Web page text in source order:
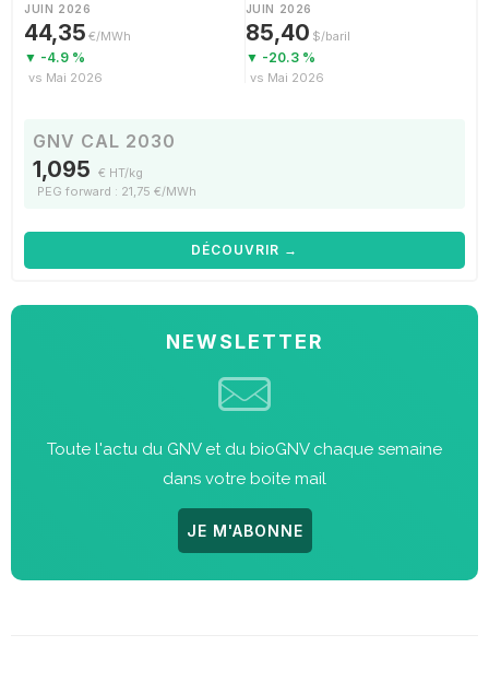
JUIN 2026
44,35 €/MWh
▼ -4.9 %
vs Mai 2026
JUIN 2026
85,40 $/baril
▼ -20.3 %
vs Mai 2026
GNV CAL 2030
1,095 € HT/kg
PEG forward : 21,75 €/MWh
DÉCOUVRIR →
NEWSLETTER
Toute l'actu du GNV et du bioGNV chaque semaine
dans votre boite mail
JE M'ABONNE